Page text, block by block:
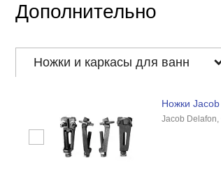
Дополнительно
Ножки и каркасы для ванн
Ножки
Jacob